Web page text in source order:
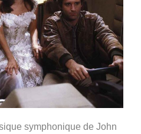
symphonique de John